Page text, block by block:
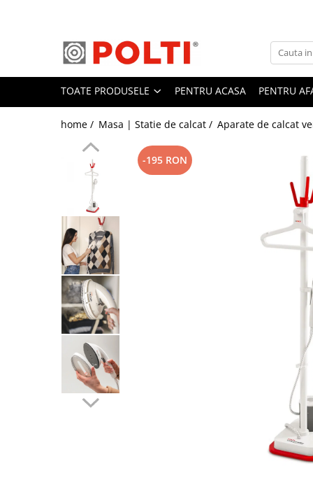
Toate Produsele
Aparate Medicale
Aspiratoare profesionale
Aspiratoare cu abur
Aspiratoare verticale
Aspiratoare fara sac
Aspiratoare cu apa
Aspirator profesional
Aspiratoare robot
Masa | Statie de calcat
Aparate de calcat vertical
Mese de calcat profesionale
Statii de calcat cu boiler
Statii de calcat cu pompa
Fiare de calcat cu abur
Statii de calcat profesionale
Cafea și espressoare
TOATE PRODUSELE PENTRU ACASA PENTRU
home / Masa | Statie de calcat / Aparate de calcat
-195 RON